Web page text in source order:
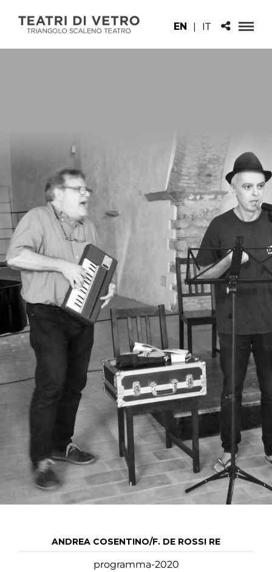
EN | IT
ANDREA COSENTINO/F. DE ROSSI RE
programma-2020